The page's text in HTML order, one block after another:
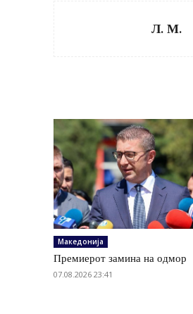
Л. М.
Македонија
Премиерот замина на одмор
07.08.2026 23:41